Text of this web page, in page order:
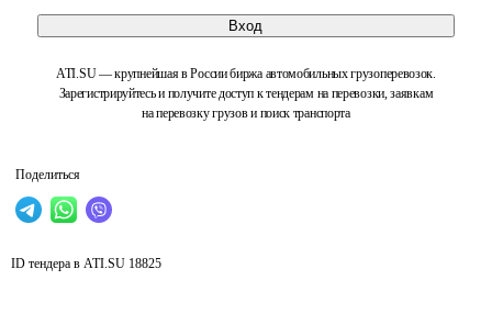
Вход
ATI.SU — крупнейшая в России биржа автомобильных грузоперевозок.
Зарегистрируйтесь и получите доступ к тендерам на перевозки, заявкам
на перевозку грузов и поиск транспорта
Поделиться
ID тендера в ATI.SU 18825